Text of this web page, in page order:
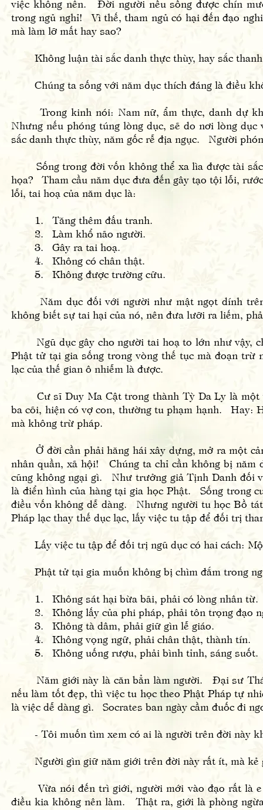
việc không nên. Đời người nếu sống được chín
trong ngủ nghỉ! Vì thế, tham ngủ có hại đến đạo
mà làm lỡ mất hay sao?
Không luận tài sắc danh thực thùy, hay sắc
Chúng ta sống với năm dục thích đáng là điều
Trong kinh nói: Nam nữ, ẩm thực, danh dự
Nhưng nếu phóng túng lòng dục, sẽ do nơi lòng
sắc danh thực thùy, năm gốc rễ địa ngục. Người
Sống trong đời vốn không thể xa lìa được tài
họa? Tham cầu năm dục đưa đến gây tạo tội lỗi,
lỗi, tai hoạ của năm dục là:
1. Tăng thêm đấu tranh.
2. Làm khổ não người.
3. Gây ra tai hoạ.
4. Không có chân thật.
5. Không được trường cữu.
Năm dục đối với người như mật ngọt dính
không biết sự tai hại của nó, nên đưa lưỡi ra liếm,
Ngũ dục gây cho người tai hoạ to lớn như vậy,
Phật tử tại gia sống trong vòng thế tục mà đoạn
lạc của thế gian ô nhiễm là được.
Cư sĩ Duy Ma Cật trong thành Tỳ Da Ly là một
ba cõi, hiện có vợ con, thường tu phạm hạnh. Hay:
mà không trừ pháp.
Ở đời cần phải hăng hái xây dựng, mở ra một
nhân quần, xã hội! Chúng ta chỉ cần không bị năm
cũng không ngại gì. Như trưởng giả Tịnh Danh đối
là điển hình của hàng tại gia học Phật. Sống trong
điều vốn không dễ dàng. Nhưng người tu học Bồ
Pháp lạc thay thế dục lạc, lấy việc tu tập để đối trị
Lấy việc tu tập để đối trị ngũ dục có hai cách:
Phật tử tại gia muốn không bị chìm đắm trong
1. Không sát hại bừa bãi, phải có lòng nhân từ.
2. Không lấy của phi pháp, phải tôn trọng đạo
3. Không tà dâm, phải giữ gìn lễ giáo.
4. Không vọng ngữ, phải chân thật, thành tín.
5. Không uống rượu, phải bình tỉnh, sáng suốt.
Năm giới này là căn bẳn làm người. Đại sư
nếu làm tốt đẹp, thì việc tu học theo Phật Pháp tự
là việc dễ dàng gì. Socrates ban ngày cầm đuốc đi
- Tôi muốn tìm xem có ai là người trên đời này
Người gìn giữ năm giới trên đời này rất ít, mà kẻ
Vừa nói đến trì giới, người mới vào đạo rất là e
điều kia không nên làm. Thật ra, giới là phòng